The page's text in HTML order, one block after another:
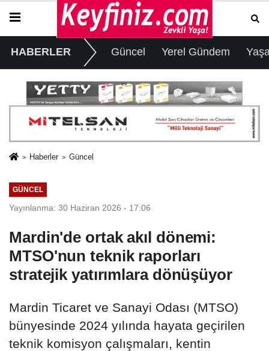
HABERLER Güncel Yerel Gündem
Haberler Güncel
GÜNCEL
Yayınlanma: 30 Haziran 2026 - 17:06
Mardin'de ortak akıl dönemi:
MTSO'nun teknik raporları
stratejik yatırımlara dönüşüyor
Mardin Ticaret ve Sanayi Odası (MTSO)
bünyesinde 2024 yılında hayata geçirilen
teknik komisyon çalışmaları, kentin